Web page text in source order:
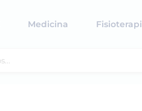
Medicina